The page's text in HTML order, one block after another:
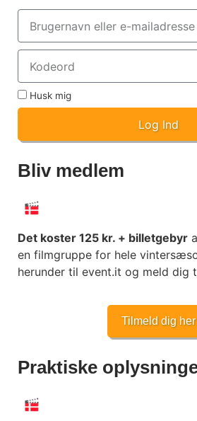
Husk mig
Log Ind
Bliv medlem
Det koster 125 kr. + billetgebyr
en filmgruppe for hele
herunder til event.it og meld dig
Tilmeld dig her
Praktiske